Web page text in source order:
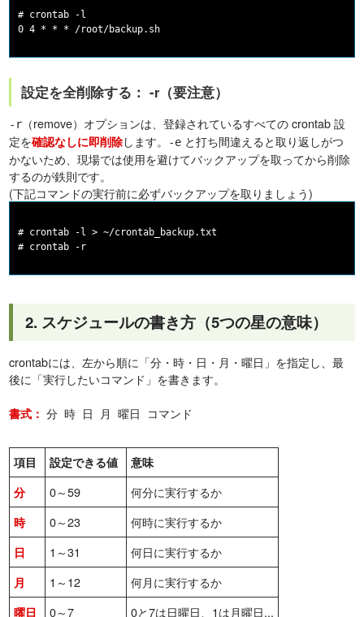
# crontab -l
設定を全削除する： -r（要注意）
-r （remove）オプションは、登録されているすべての crontab 設
定を確認なしに即削除します。 -e と打ち間違えると取り返しがつ
かないため、現場では使用を避けてバックアップを取ってから削除
するのが鉄則です。
(下記コマンドの実行前に必ずバックアップを取りましょう)
# crontab -l > ~/crontab_backup.txt
2. スケジュールの書き方（5つの星の意味）
crontabには、左から順に「分・時・日・月・曜日」を指定し、最
後に「実行したいコマンド」を書きます。
書式： 分 時 日 月 曜日 コマンド
項目 設定できる値
意味
分
0～59 何分に実行するか
時 0～23 何時に実行するか
日 1～31 何日に実行するか
月 1～12 何月に実行するか
曜日 0～7 0と7は日曜日、1は月曜日...